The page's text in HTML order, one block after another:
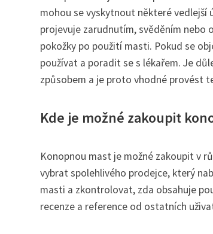
mohou se vyskytnout některé vedlejší
projevuje zarudnutím, svěděním nebo
pokožky po použití masti. Pokud se
používat a poradit se s lékařem. Je
způsobem a je proto vhodné provést
Kde je možné zakoupit
Konopnou mast je možné zakoupit v
vybrat spolehlivého prodejce, který
masti a zkontrolovat, zda obsahuje
recenze a reference od ostatních